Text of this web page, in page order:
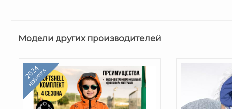
Модели других производителей
2024
НОВИНКА